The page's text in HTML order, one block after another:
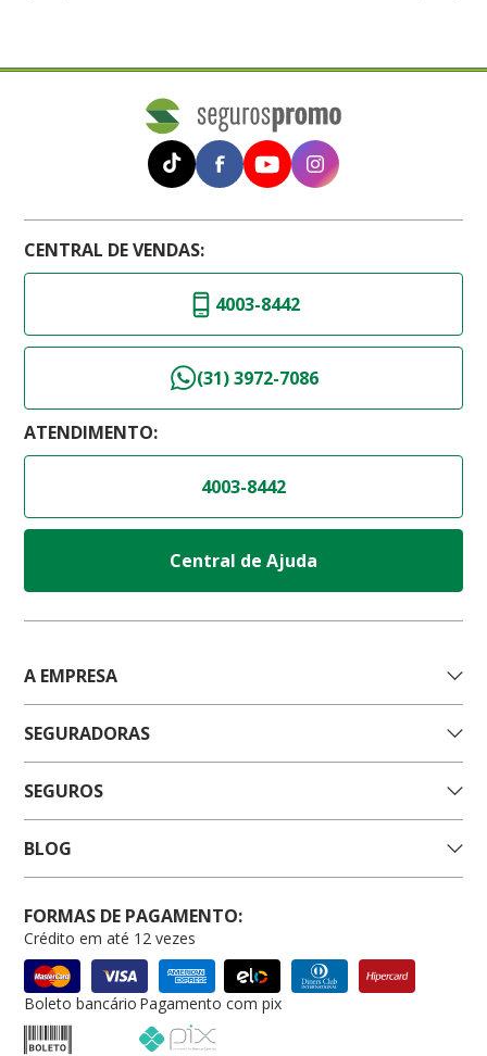
CENTRAL DE VENDAS:
4003-8442
(31) 3972-7086
ATENDIMENTO:
4003-8442
Central de Ajuda
A EMPRESA
SEGURADORAS
SEGUROS
BLOG
FORMAS DE PAGAMENTO:
Crédito em até 12 vezes
Boleto bancário Pagamento com pix